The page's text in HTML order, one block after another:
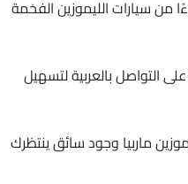
من سيارات الليموزين الفخمة
التواصل بالعربية لتسهيل
ماربيا وجود سائق ينتظرك